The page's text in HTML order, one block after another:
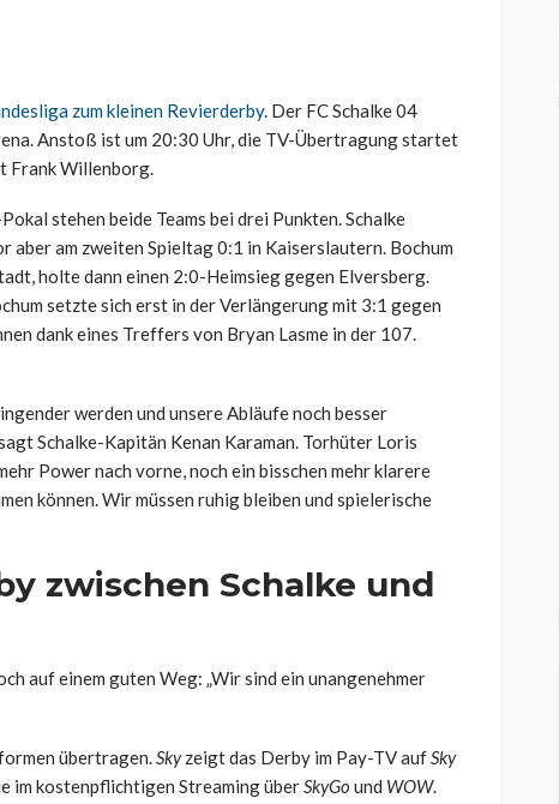
zum kleinen Revierderby. Der FC Schalke 04
Anstoß ist um 20:30 Uhr, die TV-Übertragung startet
Frank Willenborg.
stehen beide Teams bei drei Punkten. Schalke
aber am zweiten Spieltag 0:1 in Kaiserslautern. Bochum
holte dann einen 2:0-Heimsieg gegen Elversberg.
setzte sich erst in der Verlängerung mit 3:1 gegen
dank eines Treffers von Bryan Lasme in der 107.
werden und unsere Abläufe noch besser
Schalke-Kapitän Kenan Karaman. Torhüter Loris
Power nach vorne, noch ein bisschen mehr klarere
können. Wir müssen ruhig bleiben und spielerische
zwischen Schalke und
auf einem guten Weg: „Wir sind ein unangenehmer
übertragen.Skyzeigt das Derby im Pay-TV aufSky
im kostenpflichtigen Streaming überSkyGo und WOW.